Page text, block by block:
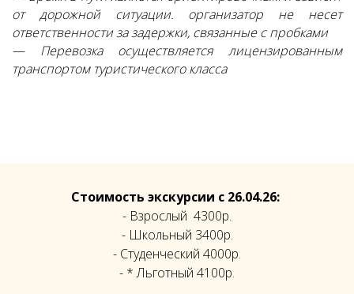
от дорожной ситуации. организатор не несет
ответственности за задержки, связанные с пробками
— Перевозка осуществляется лицензированным
транспортом туристического класса
Стоимость экскурсии с 26.04.26:
- Взрослый 4300р.
- Школьный 3400р.
- Студенческий 4000р.
- * Льготный 4100р.